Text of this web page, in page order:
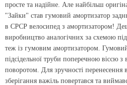
просте та надійне. Але найбільш
"Зайки" став гумовий амортизатор
в СРСР велосипед з амортизатором!
виробництво аналогічних за схемою
теж із гумовим амортизатором.
підсідельної труби поперечною віссю
поворотом. Для зручності перенесення
зберігання важіль повертався та